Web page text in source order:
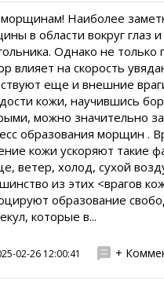
Наиболее
в области вокруг глаз и
Однако не только
влияет на скорость
еще и внешние
кожи, научившись
можно значительно
образования морщин .
кожи ускоряют такие
ветер, холод, сухой
из этих <врагов
образование
которые в...
02-26 12:00:41 +